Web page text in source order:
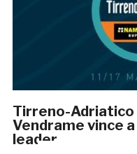
Tirreno-Adriatico
Vendrame vince
leader